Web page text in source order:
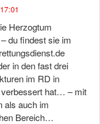
Herzogtum
du findest sie im
in den fast drei
im RD in
verbessert hat… – mit
als auch im
Bereich…